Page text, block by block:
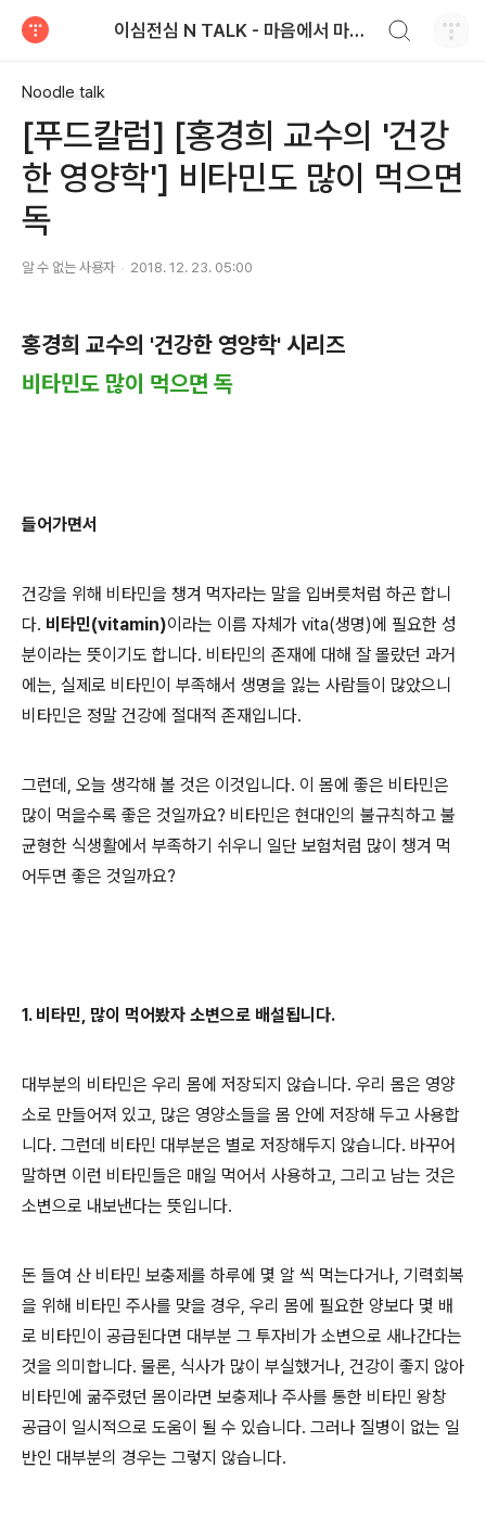
이심전심 N TALK - 마음에서 마음으로 전하는 농심 블로그
Noodle talk
[푸드칼럼] [홍경희 교수의 '건강
한 영양학'] 비타민도 많이 먹으면
독
알 수 없는 사용자 2018. 12. 23. 05:00
홍경희 교수의 '건강한 영양학' 시리즈
비타민도 많이 먹으면 독
들어가면서
건강을 위해 비타민을 챙겨 먹자라는 말을 입버릇처럼 하곤 합니
다. 비타민(vitamin)이라는 이름 자체가 vita(생명)에 필요한 성
분이라는 뜻이기도 합니다. 비타민의 존재에 대해 잘 몰랐던 과거
에는, 실제로 비타민이 부족해서 생명을 잃는 사람들이 많았으니
비타민은 정말 건강에 절대적 존재입니다.
그런데, 오늘 생각해 볼 것은 이것입니다. 이 몸에 좋은 비타민은
많이 먹을수록 좋은 것일까요? 비타민은 현대인의 불규칙하고 불
균형한 식생활에서 부족하기 쉬우니 일단 보험처럼 많이 챙겨 먹
어두면 좋은 것일까요?
1. 비타민, 많이 먹어봤자 소변으로 배설됩니다.
대부분의 비타민은 우리 몸에 저장되지 않습니다. 우리 몸은 영양
소로 만들어져 있고, 많은 영양소들을 몸 안에 저장해 두고 사용합
니다. 그런데 비타민 대부분은 별로 저장해두지 않습니다. 바꾸어
말하면 이런 비타민들은 매일 먹어서 사용하고, 그리고 남는 것은
소변으로 내보낸다는 뜻입니다.
돈 들여 산 비타민 보충제를 하루에 몇 알 씩 먹는다거나, 기력회복
을 위해 비타민 주사를 맞을 경우, 우리 몸에 필요한 양보다 몇 배
로 비타민이 공급된다면 대부분 그 투자비가 소변으로 새나간다는
것을 의미합니다. 물론, 식사가 많이 부실했거나, 건강이 좋지 않아
비타민에 굶주렸던 몸이라면 보충제나 주사를 통한 비타민 왕창
공급이 일시적으로 도움이 될 수 있습니다. 그러나 질병이 없는 일
반인 대부분의 경우는 그렇지 않습니다.